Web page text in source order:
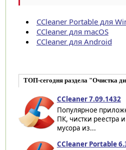
CCleaner Portable для
CCleaner для macOS
CCleaner для Android
ТОП-сегодня раздела "Очистка
CCleaner 7.09.1432
Популярное
ПК, чистки реестра
мусора из...
CCleaner Portable